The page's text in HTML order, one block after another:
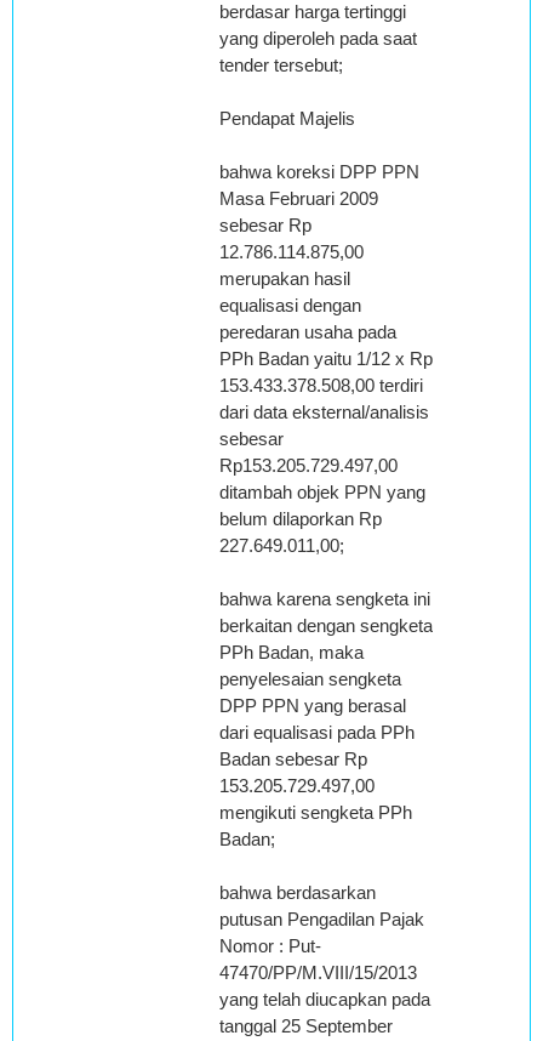
berdasar harga tertinggi
yang diperoleh pada saat
tender tersebut;
Pendapat Majelis
bahwa koreksi DPP PPN
Masa Februari 2009
sebesar Rp
12.786.114.875,00
merupakan hasil
equalisasi dengan
peredaran usaha pada
PPh Badan yaitu 1/12 x Rp
153.433.378.508,00 terdiri
dari data eksternal/analisis
sebesar
Rp153.205.729.497,00
ditambah objek PPN yang
belum dilaporkan Rp
227.649.011,00;
bahwa karena sengketa ini
berkaitan dengan sengketa
PPh Badan, maka
penyelesaian sengketa
DPP PPN yang berasal
dari equalisasi pada PPh
Badan sebesar Rp
153.205.729.497,00
mengikuti sengketa PPh
Badan;
bahwa berdasarkan
putusan Pengadilan Pajak
Nomor : Put-
47470/PP/M.VIII/15/2013
yang telah diucapkan pada
tanggal 25 September